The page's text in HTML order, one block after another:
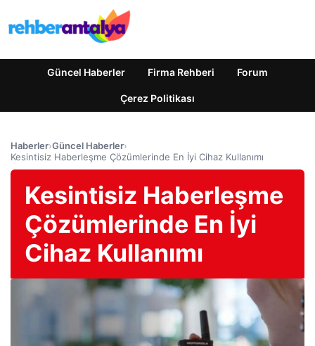
Güncel Haberler Firma Rehberi Forum
Çerez Politikası
Haberler›Güncel Haberler›
Kesintisiz Haberleşme Çözümlerinde En İyi Cihaz Kullanımı
Kesintisiz Haberleşme
Çözümlerinde En İyi
Cihaz Kullanımı